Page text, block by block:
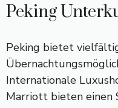
Peking
Peking bietet
Internationale
Marriott bieten einen